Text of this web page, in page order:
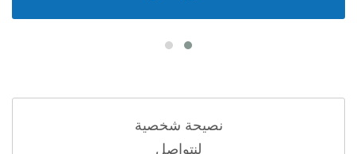
نصيحة شخصية
لنتواصل